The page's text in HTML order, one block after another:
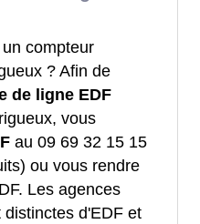
compteur
? Afin de
de ligne EDF
vous
au 09 69 32 15 15
ou vous rendre
Les agences
d'EDF et